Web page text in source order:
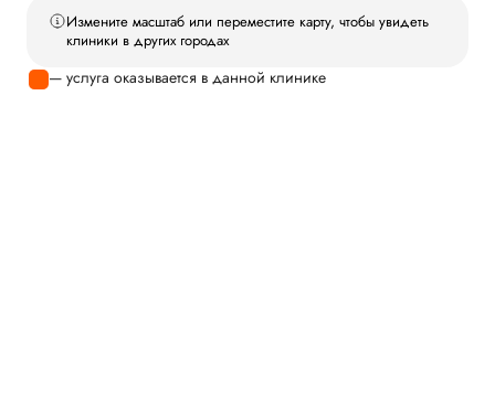
Измените масштаб или переместите карту, чтобы увидеть
клиники в других городах
— услуга оказывается в данной клинике